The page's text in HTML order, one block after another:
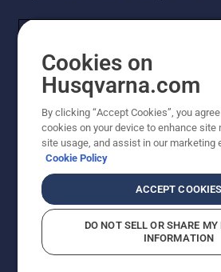
Cookies on
Husqvarna.com
By clicking “Accept Cookies”, you
cookies on your device to enhance site
site usage, and assist in our marketing
Cookie Policy
ACCEPT COOKIES
DO NOT SELL OR SHARE MY
INFORMATION